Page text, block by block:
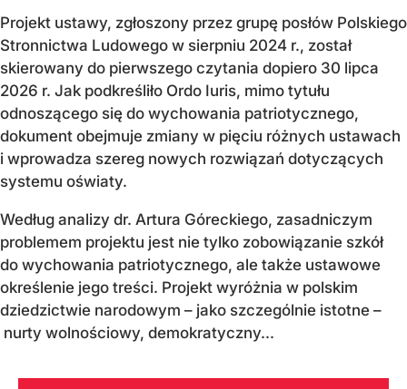
Projekt ustawy, zgłoszony przez grupę posłów Polskiego
Stronnictwa Ludowego w sierpniu 2024 r., został
skierowany do pierwszego czytania dopiero 30 lipca
2026 r. Jak podkreśliło Ordo Iuris, mimo tytułu
odnoszącego się do wychowania patriotycznego,
dokument obejmuje zmiany w pięciu różnych ustawach
i wprowadza szereg nowych rozwiązań dotyczących
systemu oświaty.
Według analizy dr. Artura Góreckiego, zasadniczym
problemem projektu jest nie tylko zobowiązanie szkół
do wychowania patriotycznego, ale także ustawowe
określenie jego treści. Projekt wyróżnia w polskim
dziedzictwie narodowym – jako szczególnie istotne –
nurty wolnościowy, demokratyczny...